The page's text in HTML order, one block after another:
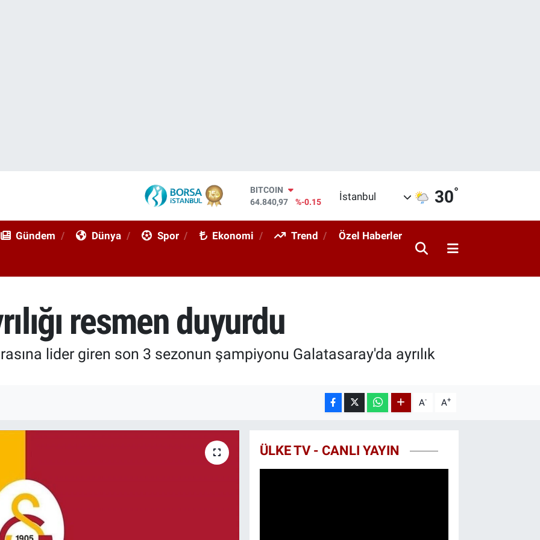
DOLAR
47,7436
%0.18
STERLİN
64.840,97
İstanbul 30°
Gündem Dünya Spor Ekonomi Trend Özel Haberler
resmen duyurdu
lider giren son 3 sezonun şampiyonu Galatasaray'da ayrılık
A- A+
ÜLKE TV - CANLI YAYIN